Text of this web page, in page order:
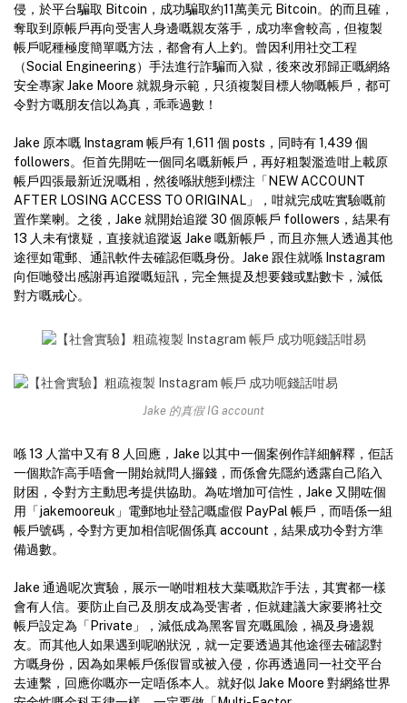
侵，於平台騙取 Bitcoin，成功騙取約11萬美元 Bitcoin。的而且確，
奪取到原帳戶再向受害人身邊嘅親友落手，成功率會較高，但複製
帳戶呢種極度簡單嘅方法，都會有人上釣。曾因利用社交工程
（Social Engineering）手法進行詐騙而入獄，後來改邪歸正嘅網絡
安全專家 Jake Moore 就親身示範，只須複製目標人物嘅帳戶，都可
令對方嘅朋友信以為真，乖乖過數！
Jake 原本嘅 Instagram 帳戶有 1,611 個 posts，同時有 1,439 個
followers。佢首先開咗一個同名嘅新帳戶，再好粗製濫造咁上載原
帳戶四張最新近況嘅相，然後喺狀態到標注「NEW ACCOUNT
AFTER LOSING ACCESS TO ORIGINAL」，咁就完成咗實驗嘅前
置作業喇。之後，Jake 就開始追蹤 30 個原帳戶 followers，結果有
13 人未有懷疑，直接就追蹤返 Jake 嘅新帳戶，而且亦無人透過其他
途徑如電郵、通訊軟件去確認佢嘅身份。Jake 跟住就喺 Instagram
向佢哋發出感謝再追蹤嘅短訊，完全無提及想要錢或點數卡，減低
對方嘅戒心。
Jake 的真假 IG account
喺 13 人當中又有 8 人回應，Jake 以其中一個案例作詳細解釋，佢話
一個欺詐高手唔會一開始就問人攞錢，而係會先隱約透露自己陷入
財困，令對方主動思考提供協助。為咗增加可信性，Jake 又開咗個
用「jakemooreuk」電郵地址登記嘅虛假 PayPal 帳戶，而唔係一組
帳戶號碼，令對方更加相信呢個係真 account，結果成功令對方準
備過數。
Jake 通過呢次實驗，展示一啲咁粗枝大葉嘅欺詐手法，其實都一樣
會有人信。要防止自己及朋友成為受害者，佢就建議大家要將社交
帳戶設定為「Private」，減低成為黑客冒充嘅風險，禍及身邊親
友。而其他人如果遇到呢啲狀況，就一定要透過其他途徑去確認對
方嘅身份，因為如果帳戶係假冒或被入侵，你再透過同一社交平台
去連繫，回應你嘅亦一定唔係本人。就好似 Jake Moore 對網絡世界